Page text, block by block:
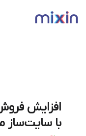
افزایش
با سایت‌ساز